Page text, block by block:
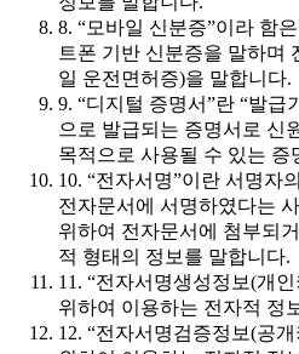
8. “모바일 신분증”이라 함
트폰 기반 신분증을 말하며
일 운전면허증)을 말합니다.
9. “디지털 증명서”란 “발급
으로 발급되는 증명서로 신
목적으로 사용될 수 있는 증
10. “전자서명”이란 서명자
전자문서에 서명하였다는
위하여 전자문서에 첨부되
적 형태의 정보를 말합니다.
11. “전자서명생성정보(개
위하여 이용하는 전자적 정
12. “전자서명검증정보(공